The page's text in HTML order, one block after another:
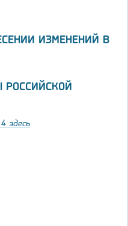
ИЗМЕНЕНИЙ В
РОССИЙСКОЙ
здесь